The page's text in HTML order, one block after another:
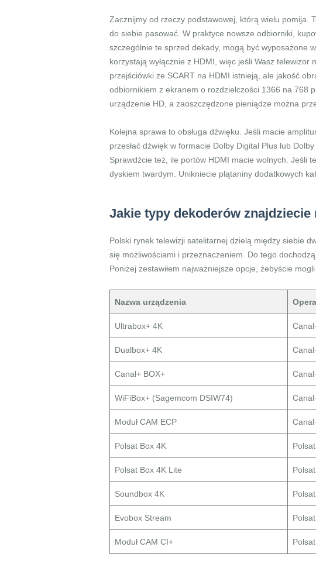
Zacznijmy od rzeczy podstawowej, którą wielu pomija.
do siebie pasować. W praktyce nowsze odbiorniki,
szczególnie te sprzed dekady, mogą być wyposażone
korzystają wyłącznie z HDMI, więc jeśli Wasz
przejściówki ze SCART na HDMI istnieją, ale jakość
odbiornikiem z ekranem o rozdzielczości 1366 na 768
urządzenie HD, a zaoszczędzone pieniądze można
Kolejna sprawa to obsługa dźwięku. Jeśli macie
przesłać dźwięk w formacie Dolby Digital Plus lub
Sprawdźcie też, ile portów HDMI macie wolnych. Jeśli
dyskiem twardym. Unikniecie plątaniny dodatkowych
Jakie typy dekoderów znajdziecie
Polski rynek telewizji satelitarnej dzielą między siebie
się możliwościami i przeznaczeniem. Do tego
Poniżej zestawiłem najważniejsze opcje, żebyście
Nazwa urządzenia
Ultrabox+ 4K
Dualbox+ 4K
Canal+ BOX+
WiFiBox+ (Sagemcom DSIW74)
Moduł CAM ECP
Polsat Box 4K
Polsat Box 4K Lite
Soundbox 4K
Evobox Stream
Moduł CAM CI+